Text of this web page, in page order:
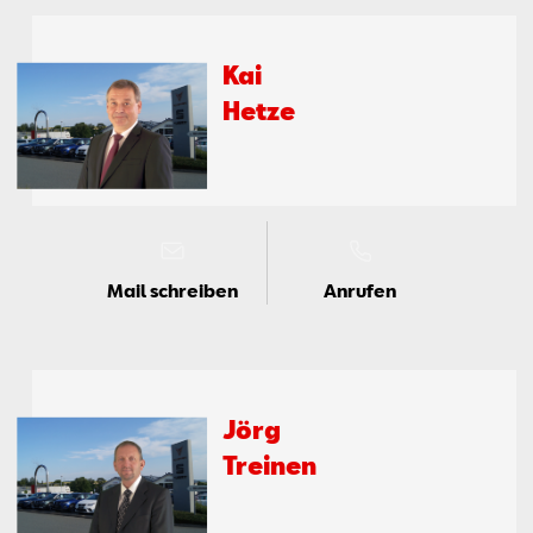
Kai
Het­ze
Mail schreiben Anrufen
Jörg
Trei­nen